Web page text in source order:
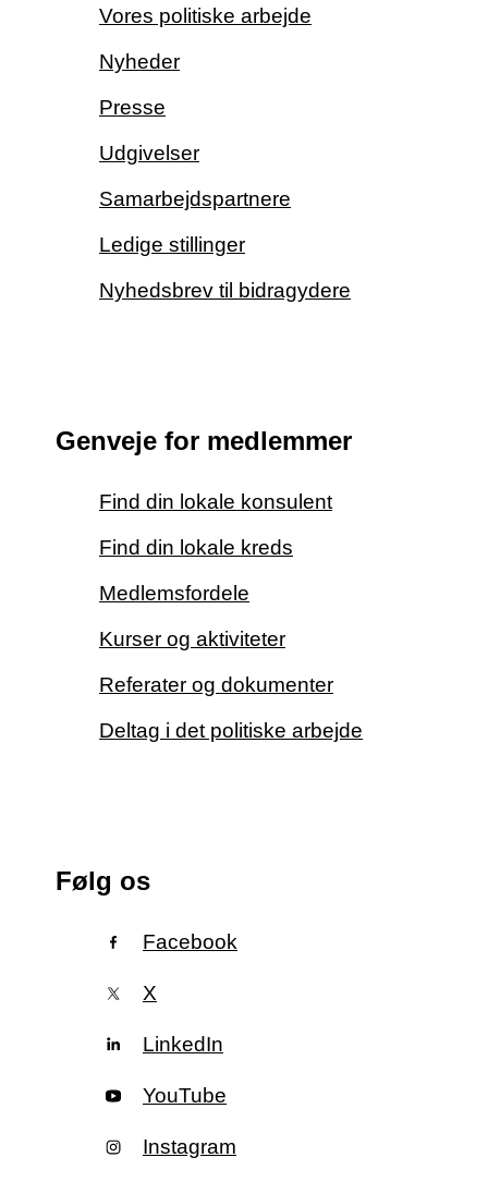
Vores politiske arbejde
Nyheder
Presse
Udgivelser
Samarbejdspartnere
Ledige stillinger
Nyhedsbrev til bidragydere
Genveje for medlemmer
Find din lokale konsulent
Find din lokale kreds
Medlemsfordele
Kurser og aktiviteter
Referater og dokumenter
Deltag i det politiske arbejde
Følg os
Facebook
X
LinkedIn
YouTube
Instagram